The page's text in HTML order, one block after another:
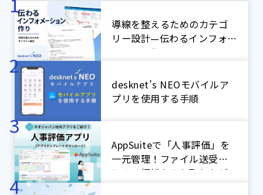
導線を整えるためのカテゴ
リー設計—伝わるインフォメ
ーション作り
desknet’s NEOモバイルア
プリを使用する手順
AppSuiteで「人事評価」を
一元管理！ファイル送受信
による煩雑なやり取りをゼ